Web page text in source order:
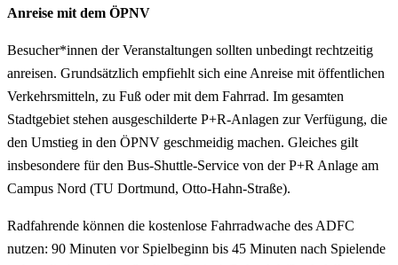
Anreise mit dem ÖPNV
Besucher*innen der Veranstaltungen sollten unbedingt rechtzeitig
anreisen. Grundsätzlich empfiehlt sich eine Anreise mit öffentlichen
Verkehrsmitteln, zu Fuß oder mit dem Fahrrad. Im gesamten
Stadtgebiet stehen ausgeschilderte P+R-Anlagen zur Verfügung, die
den Umstieg in den ÖPNV geschmeidig machen. Gleiches gilt
insbesondere für den Bus-Shuttle-Service von der P+R Anlage am
Campus Nord (TU Dortmund, Otto-Hahn-Straße).
Radfahrende können die kostenlose Fahrradwache des ADFC
nutzen: 90 Minuten vor Spielbeginn bis 45 Minuten nach Spielende